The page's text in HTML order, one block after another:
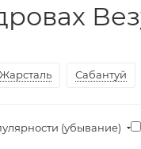
Жарсталь Сабантуй
(убывание)